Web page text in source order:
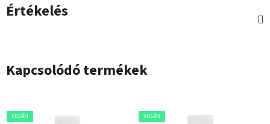
Értékelés
Kapcsolódó termékek
VEGÁN VEGÁN